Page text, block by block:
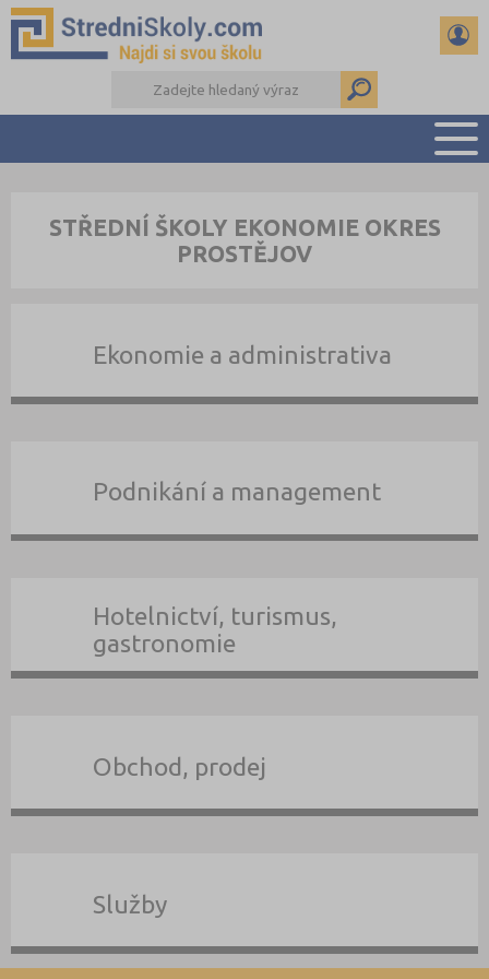
PŘÍPRAVA NA PŘIJÍMAČKY
DŮLEŽITÉ TERMÍNY
STŘEDNÍ ŠKOLY EKONOMIE OKRES
PROSTĚJOV
Ekonomie a administrativa
Podnikání a management
Hotelnictví, turismus,
gastronomie
Obchod, prodej
Služby